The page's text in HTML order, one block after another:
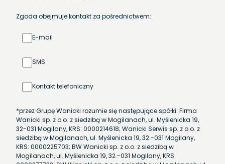
Zgoda obejmuje kontakt za pośrednictwem:
E-mail
SMS
Kontakt telefoniczny
*przez Grupę Wanicki rozumie się następujące spółki: Firma
Wanicki sp. z o.o. z siedzibą w Mogilanach, ul. Myślenicka 19,
32-031 Mogilany, KRS: 0000214618; Wanicki Serwis sp. z o.o. z
siedzibą w Mogilanach, ul. Myślenicka 19, 32.-031 Mogilany,
KRS: 0000225703; BW Wanicki sp. z o.o. z siedzibą w
Mogilanach, ul. Myślenicka 19, 32.-031 Mogilany, KRS: